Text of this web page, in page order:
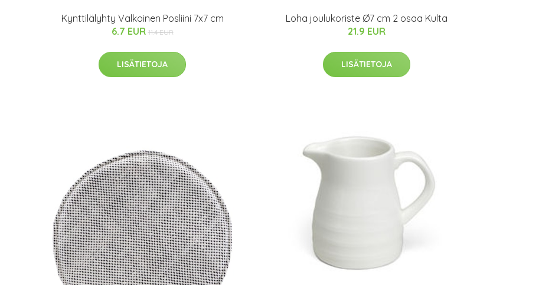
Kynttilälyhty Valkoinen Posliini 7x7 cm
6.7 EUR 11.4 EUR
LISÄTIETOJA
Loha joulukoriste Ø7 cm 2 osaa Kulta
21.9 EUR
LISÄTIETOJA